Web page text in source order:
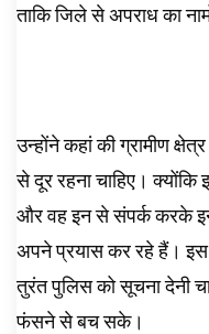
ताकि जिले से अपराध का
उन्होंने कहां की ग्रामीण
से दूर रहना चाहिए। क्योंकि
और वह इन से संपर्क करके
अपने प्रयास कर रहे हैं। इस
तुरंत पुलिस को सूचना देनी
फंसने से बच सके।